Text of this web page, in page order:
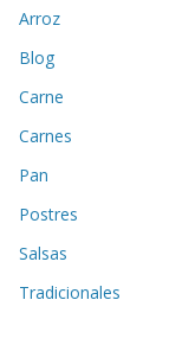
Arroz
Blog
Carne
Carnes
Pan
Postres
Salsas
Tradicionales